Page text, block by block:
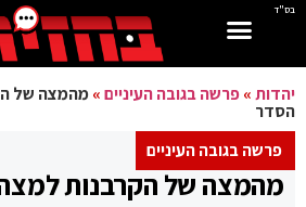
בס"ד
יהדות»פרשה בגובה העיניים»מהמצה של
הסדר
פרשה בגובה העיניים
מהמצה של הקרבנות